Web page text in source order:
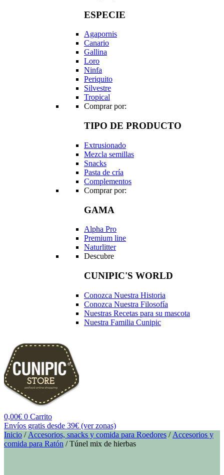
ESPECIE
Agapornis
Canario
Gallina
Loro
Ninfa
Periquito
Silvestre
Tropical
Comprar por:
TIPO DE PRODUCTO
Extrusionado
Mezcla semillas
Snacks
Pasta de cría
Complementos
Comprar por:
GAMA
Alpha Pro
Premium line
Naturlitter
Descubre
CUNIPIC'S WORLD
Conozca Nuestra Historia
Conozca Nuestra Filosofía
Nuestras Recetas para su mascota
Nuestra Familia Cunipic
0,00€ 0 Carrito
Envíos gratis desde 39€ (ver zonas)
Inicio / Accesorios, snacks y comida para Roedores / Accesorios y
comida para Ratón / Túnel mix de hierbas